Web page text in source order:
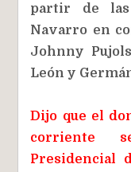
partir de
Navarro en
Johnny
León y
Dijo que el
corriente
Presidencial